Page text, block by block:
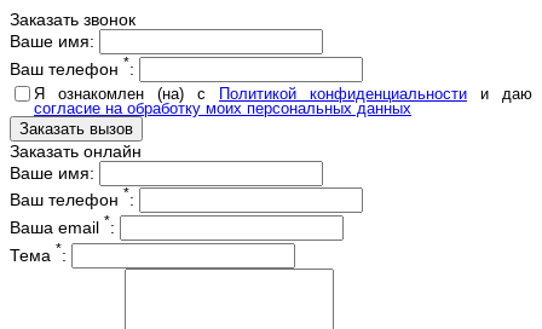
Заказать звонок
Ваше имя:
Ваш телефон *:
Я ознакомлен (на) с Политикой конфиденциальности и даю
согласие на обработку моих персональных данных
Заказать онлайн
Ваше имя:
Ваш телефон *:
Ваша email *:
Тема *: